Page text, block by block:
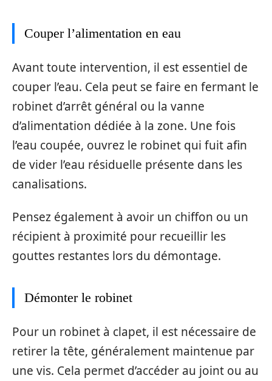
Couper l’alimentation en eau
Avant toute intervention, il est essentiel de
couper l’eau. Cela peut se faire en fermant le
robinet d’arrêt général ou la vanne
d’alimentation dédiée à la zone. Une fois
l’eau coupée, ouvrez le robinet qui fuit afin
de vider l’eau résiduelle présente dans les
canalisations.
Pensez également à avoir un chiffon ou un
récipient à proximité pour recueillir les
gouttes restantes lors du démontage.
Démonter le robinet
Pour un robinet à clapet, il est nécessaire de
retirer la tête, généralement maintenue par
une vis. Cela permet d’accéder au joint ou au